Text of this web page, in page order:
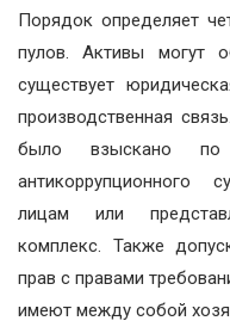
Порядок определяет
пулов. Активы могут
существует
производственная
было взыскано
антикоррупционного
лицам или
комплекс. Также
прав с правами
имеют между собой